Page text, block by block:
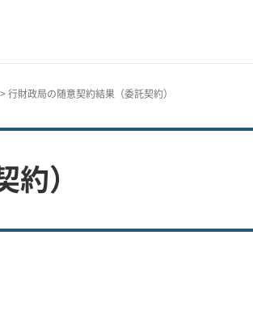
> 行財政局の随意契約結果（委託契約）
）